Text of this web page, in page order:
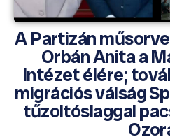
A Partizán
Orbán Anita a
Intézet élére;
migrációs válság
tűzoltóslaggal